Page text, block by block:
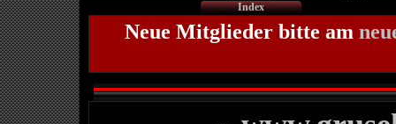
Index
Neue Mitglieder bitte am